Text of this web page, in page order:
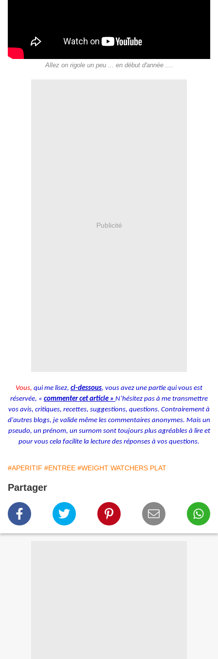
Allez on rigole un peu ... en début d'année ....
Publicité
Vous, qui me lisez, ci-dessous, vous avez une partie qui vous est
réservée, « commenter cet article » N’hésitez pas à me transmettre
vos avis, critiques, recettes, suggestions, questions. Contrairement à
d'autres blogs, je valide même les commentaires anonymes. Mais un
pseudo, un prénom, un surnom sont toujours plus agréables à lire et
pour vous cela facilite la lecture des réponses à vos questions.
#APERITIF #ENTREE #WEIGHT WATCHERS PLAT
Partager